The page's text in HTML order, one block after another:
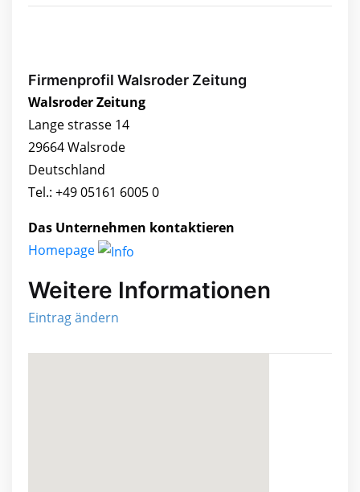
Firmenprofil Walsroder Zeitung
Walsroder Zeitung
Lange strasse 14
29664 Walsrode
Deutschland
Tel.: +49 05161 6005 0
Das Unternehmen kontaktieren
Homepage
Weitere Informationen
Eintrag ändern